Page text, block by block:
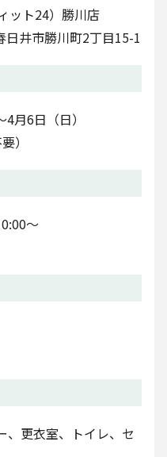
ット24）勝川店
井市勝川町2丁目15-1
月6日（日）
）
～
、更衣室、トイレ、セ